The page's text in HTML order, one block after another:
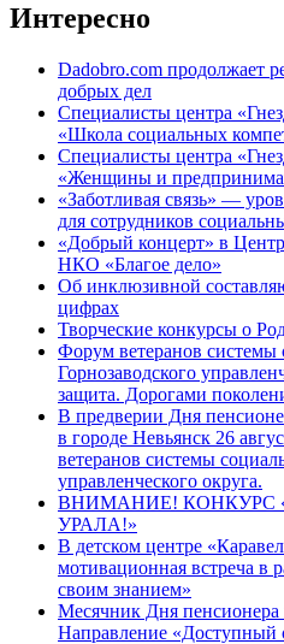
Интересно
Dadobro.com продолжает
добрых дел
Специалисты центра
«Школа социальных
Специалисты центра
«Женщины и
«Заботливая связь» —
для сотрудников
«Добрый концерт» в
НКО «Благое дело»
Об инклюзивной
цифрах
Творческие конкурсы о
Форум ветеранов
Горнозаводского
защита. Дорогами
В предверии Дня
в городе Невьянск 26
ветеранов системы
управленческого округа.
ВНИМАНИЕ! КОНКУРС
УРАЛА!»
В детском центре
мотивационная встреча в
своим знанием»
Месячник Дня пенсионера
Направление «Доступный